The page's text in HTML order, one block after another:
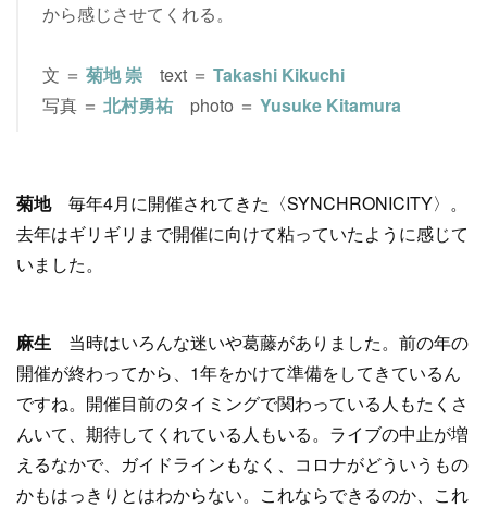
から感じさせてくれる。
文 ＝ 菊地 崇text ＝ Takashi Kikuchi
写真 ＝ 北村勇祐photo ＝ Yusuke Kitamura
菊地毎年4月に開催されてきた〈SYNCHRONICITY〉。
去年はギリギリまで開催に向けて粘っていたように感じて
いました。
麻生 当時はいろんな迷いや葛藤がありました。前の年の
開催が終わってから、1年をかけて準備をしてきているん
ですね。開催目前のタイミングで関わっている人もたくさ
んいて、期待してくれている人もいる。ライブの中止が増
えるなかで、ガイドラインもなく、コロナがどういうもの
かもはっきりとはわからない。これならできるのか、これ